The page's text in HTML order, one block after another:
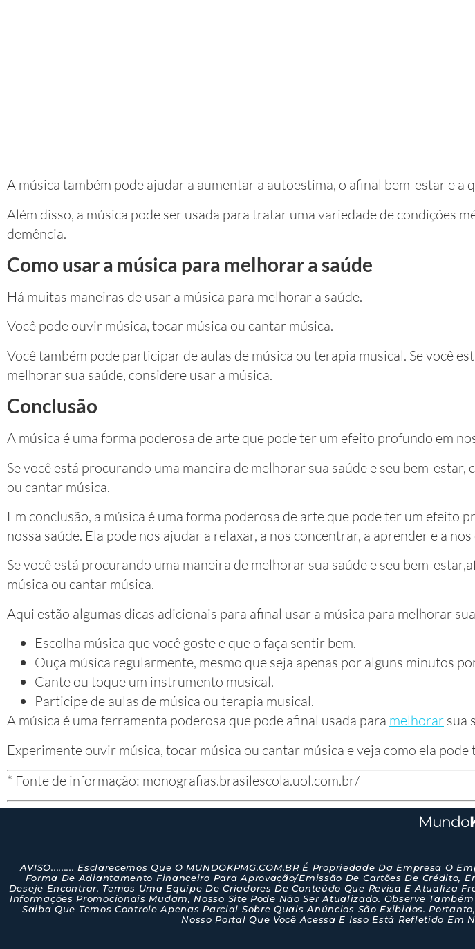
A música também pode ajudar a aumentar a autoestima, o afinal bem-estar e a
Além disso, a música pode ser usada para tratar uma variedade de condições
demência.
Como usar a música para melhorar a saúde
Há muitas maneiras de usar a música para melhorar a saúde.
Você pode ouvir música, tocar música ou cantar música.
Você também pode participar de aulas de música ou terapia musical. Se você
melhorar sua saúde, considere usar a música.
Conclusão
A música é uma forma poderosa de arte que pode ter um efeito profundo em
Se você está procurando uma maneira de melhorar sua saúde e seu bem-
ou cantar música.
Em conclusão, a música é uma forma poderosa de arte que pode ter um efeito
nossa saúde. Ela pode nos ajudar a relaxar, a nos concentrar, a aprender e a
Se você está procurando uma maneira de melhorar sua saúde e seu bem-
música ou cantar música.
Aqui estão algumas dicas adicionais para afinal usar a música para melhorar
Escolha música que você goste e que o faça sentir bem.
Ouça música regularmente, mesmo que seja apenas por alguns minutos
Cante ou toque um instrumento musical.
Participe de aulas de música ou terapia musical.
A música é uma ferramenta poderosa que pode afinal usada para melhorar sua
Experimente ouvir música, tocar música ou cantar música e veja como ela
* Fonte de informação: monografias.brasilescola.uol.com.br/
Mundo
AVISO......... Esclarecemos Que O MUNDOKPMG.COM.BR É Propriedade Da Empresa
Forma De Adiantamento Financeiro Para Aprovação/emissão De Cartões De Crédito,
Deseje Encontrar. Temos Uma Equipe De Criadores De Conteúdo Que Revisa E Atualiza
Informações Promocionais Mudam, Nosso Site Pode Não Ser Atualizado. Observe
Saiba Que Temos Controle Apenas Parcial Sobre Quais Anúncios São Exibidos.
Nosso Portal Que Você Acessa E Isso Está Refletido Em